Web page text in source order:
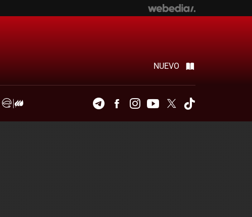
NUEVO
TelegramFacebookInstagramYoutubeTwitter